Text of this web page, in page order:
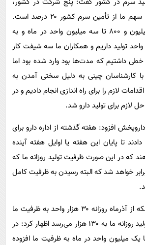
سرم تولید می‌کنند که سهم ما از تأمین سرم کشور ۲۰ درصد است.
ظرفیت تولید ما دو میلیون و ۸۰۰ تا سه میلیون واحد در ماه و به
روزانه ۱۰۰ هزار واحد تولید داریم و همکاران ما سه شیفت کار
خطی داشتیم که مدت‌ها بود وارد شده بود اما
با کارشناسان چینی به دلیل سختی آمدن به
لازم را برای راه اندازی انجام دادیم و در
لازم برای تولید دارو شد.
افزود: هفته گذشته از اداره دارو برای
تا پایان این هفته یا اوایل هفته آینده
که در این صورت ظرفیت تولید روزانه ما که
برابر خواهد شد که البته رسیدن به ظرفیت کامل
علی‌مراد با اشاره به اینکه از آذرماه روزانه ۳۰ هزار واحد به ظرفیت ما
افزوده شده و میزان تولید روزانه ما به ۱۳۰ هزار می‌رسد اظهار کرد: در
۹۰۰ هزار تا یک میلیون واحد در ماه به ظرفیت ما افزوده